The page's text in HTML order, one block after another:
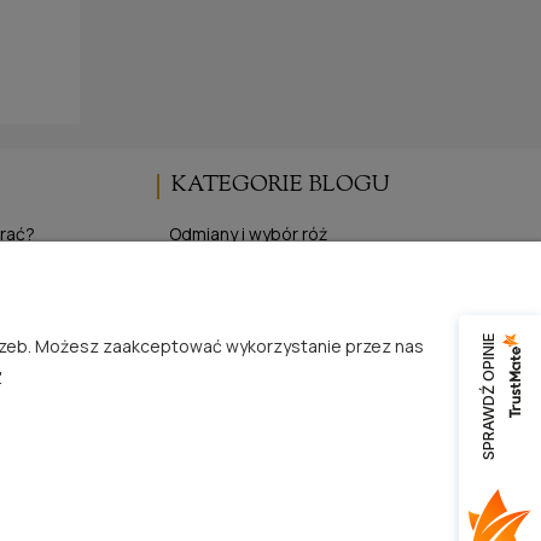
róż
KATEGORIE BLOGU
Odmiany i wybór róż
Publikacje i media o RosaĆwik
SPRAWDŹ OPINIE
Możesz zaakceptować wykorzystanie przez nas